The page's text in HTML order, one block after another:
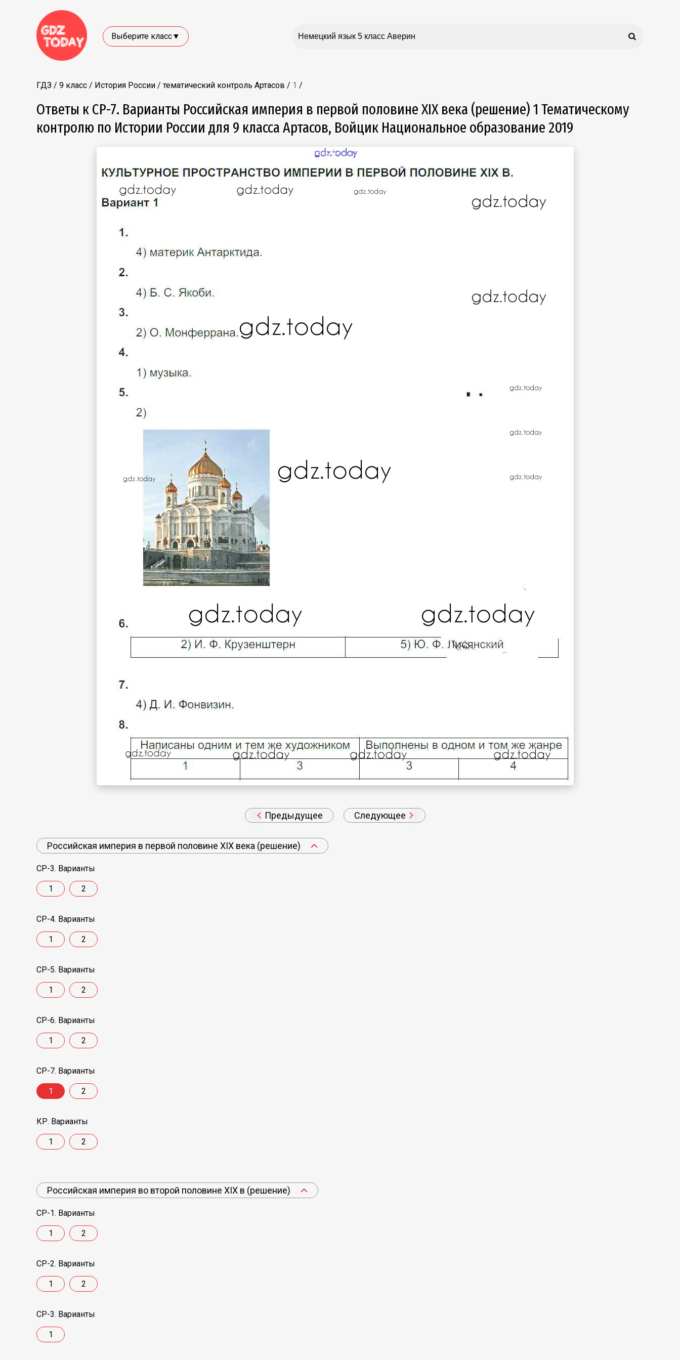
Выберите класс▼
ГДЗ / 9 класс / История России / тематический контроль Артасов / 1 /
Ответы к СР-7. Варианты Российская империя в первой половине XIX века (решение) 1 Тематическому
контролю по Истории России для 9 класса Артасов, Войцик Национальное образование 2019
Предыдущее Следующее
Российская империя в первой половине XIX века (решение)
СР-3. Варианты
1 2
СР-4. Варианты
1 2
СР-5. Варианты
1 2
СР-6. Варианты
1 2
СР-7. Варианты
1 2
КР. Варианты
1 2
Российская империя во второй половине XIX в (решение)
СР-1. Варианты
1 2
СР-2. Варианты
1 2
СР-3. Варианты
1